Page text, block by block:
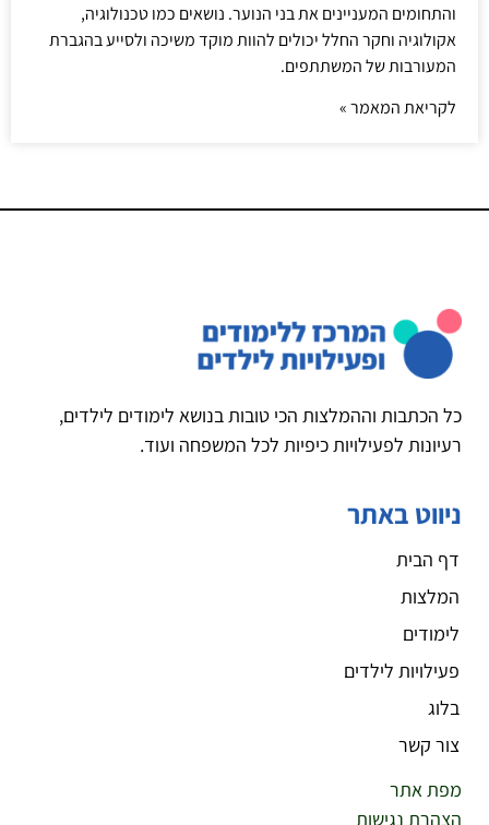
והתחומים המעניינים את בני הנוער. נושאים כמו טכנולוגיה,
אקולוגיה וחקר החלל יכולים להוות מוקד משיכה ולסייע בהגברת
המעורבות של המשתתפים.
לקריאת המאמר »
כל הכתבות וההמלצות הכי טובות בנושא לימודים לילדים,
רעיונות לפעילויות כיפיות לכל המשפחה ועוד.
ניווט באתר
דף הבית
המלצות
לימודים
פעילויות לילדים
בלוג
צור קשר
מפת אתר
הצהרת נגישות